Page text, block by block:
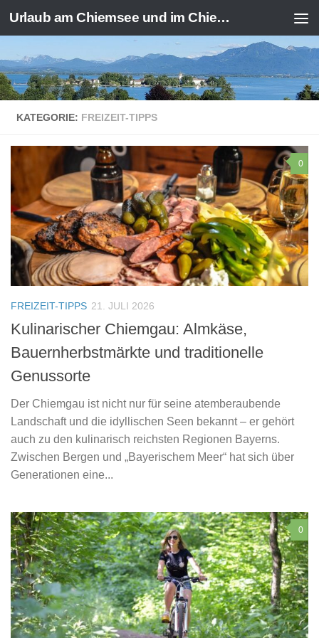
Zum Inhalt springen Urlaub am Chiemsee und im Chiemgau
KATEGORIE: FREIZEIT-TIPPS
0
FREIZEIT-TIPPS 21. JULI 2026
Kulinarischer Chiemgau: Almkäse,
Bauernherbstmärkte und traditionelle
Genussorte
Der Chiemgau ist nicht nur für seine atemberaubende
Landschaft und die idyllischen Seen bekannt – er gehört
auch zu den kulinarisch reichsten Regionen Bayerns.
Zwischen Bergen und „Bayerischem Meer“ hat sich über
Generationen eine...
0